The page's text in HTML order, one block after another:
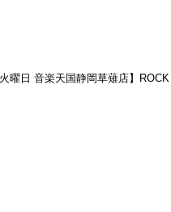
曜日 音楽天国静岡草薙店】